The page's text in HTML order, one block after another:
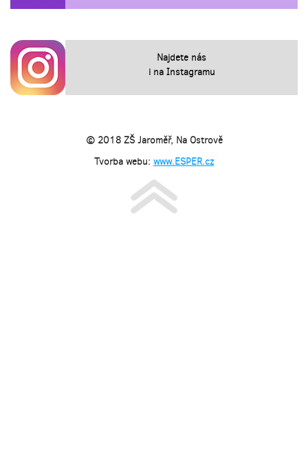
Najdete nás
i na Instagramu
© 2018 ZŠ Jaroměř, Na Ostrově
Tvorba webu: www.ESPER.cz